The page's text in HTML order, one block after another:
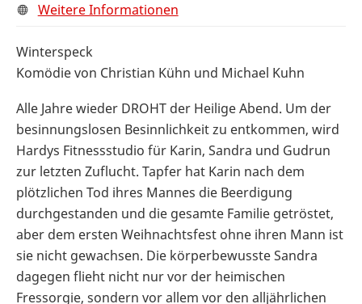
Weitere Informationen
Winterspeck
Komödie von Christian Kühn und Michael Kuhn
Alle Jahre wieder DROHT der Heilige Abend. Um der
besinnungslosen Besinnlichkeit zu entkommen, wird
Hardys Fitnessstudio für Karin, Sandra und Gudrun
zur letzten Zuflucht. Tapfer hat Karin nach dem
plötzlichen Tod ihres Mannes die Beerdigung
durchgestanden und die gesamte Familie getröstet,
aber dem ersten Weihnachtsfest ohne ihren Mann ist
sie nicht gewachsen. Die körperbewusste Sandra
dagegen flieht nicht nur vor der heimischen
Fressorgie, sondern vor allem vor den alljährlichen